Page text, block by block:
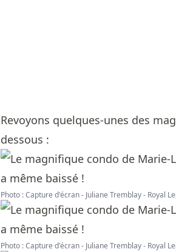
Revoyons quelques-unes des
dessous :
Photo : Capture d'écran - Juliane Tremblay - Royal
Photo : Capture d'écran - Juliane Tremblay - Royal